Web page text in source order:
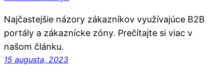
Najčastejšie názory zákazníkov využívajúce B2B
portály a zákaznícke zóny. Prečítajte si viac v
našom článku.
15 augusta, 2023